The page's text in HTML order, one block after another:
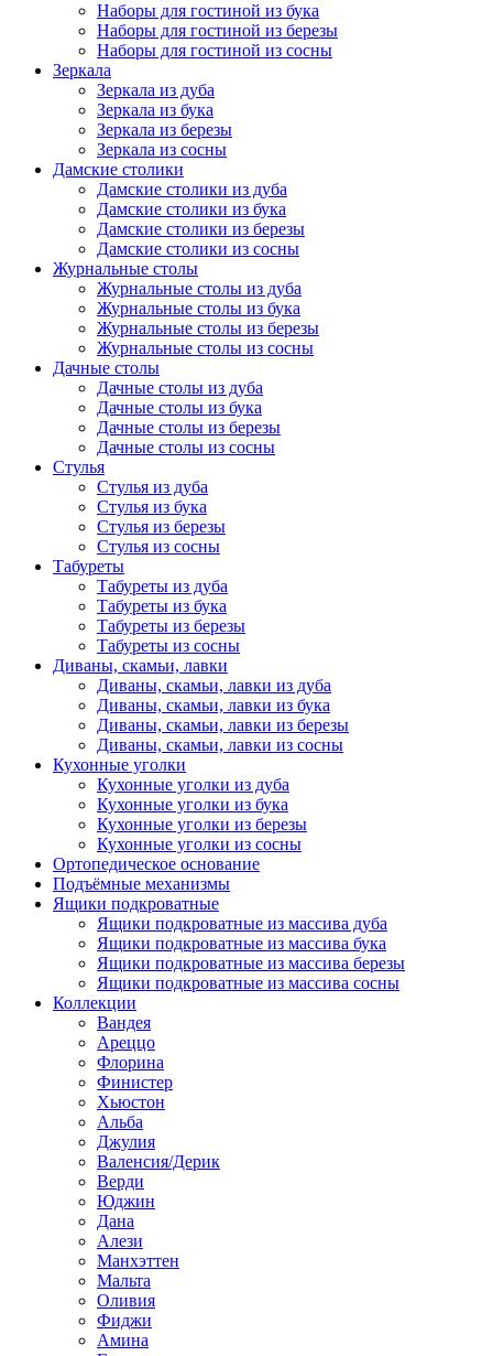
Наборы для гостиной из бука
Наборы для гостиной из березы
Наборы для гостиной из сосны
Зеркала
Зеркала из дуба
Зеркала из бука
Зеркала из березы
Зеркала из сосны
Дамские столики
Дамские столики из дуба
Дамские столики из бука
Дамские столики из березы
Дамские столики из сосны
Журнальные столы
Журнальные столы из дуба
Журнальные столы из бука
Журнальные столы из березы
Журнальные столы из сосны
Дачные столы
Дачные столы из дуба
Дачные столы из бука
Дачные столы из березы
Дачные столы из сосны
Стулья
Стулья из дуба
Стулья из бука
Стулья из березы
Стулья из сосны
Табуреты
Табуреты из дуба
Табуреты из бука
Табуреты из березы
Табуреты из сосны
Диваны, скамьи, лавки
Диваны, скамьи, лавки из дуба
Диваны, скамьи, лавки из бука
Диваны, скамьи, лавки из березы
Диваны, скамьи, лавки из сосны
Кухонные уголки
Кухонные уголки из дуба
Кухонные уголки из бука
Кухонные уголки из березы
Кухонные уголки из сосны
Ортопедическое основание
Подъёмные механизмы
Ящики подкроватные
Ящики подкроватные из массива дуба
Ящики подкроватные из массива бука
Ящики подкроватные из массива березы
Ящики подкроватные из массива сосны
Коллекции
Вандея
Ареццо
Флорина
Финистер
Хьюстон
Альба
Джулия
Валенсия/Дерик
Верди
Юджин
Дана
Алези
Манхэттен
Мальта
Оливия
Фиджи
Амина